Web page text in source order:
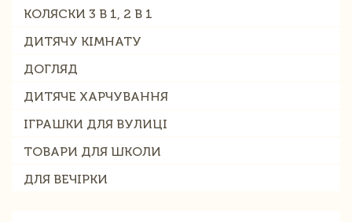
КОЛЯСКИ 3 В 1, 2 В 1
ДИТЯЧУ КІМНАТУ
ДОГЛЯД
ДИТЯЧЕ ХАРЧУВАННЯ
ІГРАШКИ ДЛЯ ВУЛИЦІ
ТОВАРИ ДЛЯ ШКОЛИ
ДЛЯ ВЕЧІРКИ